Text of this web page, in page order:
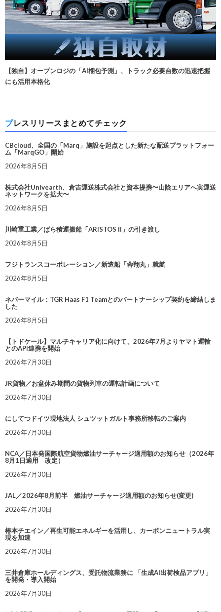
【独自】オープンロジの「AI梱包予測」、トラック必要台数の迅速把握
にも活用本格化
プレスリリースまとめてチェック
CBcloud、全国の「Marq」施設を起点とした新たな配送プラットフォー
ム「MarqGO」開始
2026年8月5日
株式会社Univearth、倉吉運送株式会社と資本提携〜山陰エリアへ実運送
ネットワークを拡大〜
2026年8月5日
川崎重工業／ばら積運搬船「ARISTOS II」の引き渡し
2026年8月5日
フジトランスコーポレーション／新造船「蓉翔丸」就航
2026年8月5日
ネバーマイル：TGR Haas F1 Teamとのパートナーシップ契約を締結しま
した
2026年8月5日
【トドケール】マルチキャリア化に向けて、2026年7月よりヤマト運輸
とのAPI連携を開始
2026年7月30日
JR貨物／お盆休み期間の貨物列車の運転計画について
2026年7月30日
にしてつドイツ現地法人 シュツットガルト事務所移転のご案内
2026年7月30日
NCA／日本発国際航空貨物燃油サーチャージ適用額のお知らせ（2026年
8月1日適用 改定）
2026年7月30日
JAL／2026年8月前半 燃油サーチャージ適用額のお知らせ(変更)
2026年7月30日
椿本チエイン／再生可能エネルギーを活用し、カーボンニュートラル実
現を加速
2026年7月30日
三井倉庫ホールディングス、受託物流業務に 「生成AI出荷検品アプリ」
を開発・導入開始
2026年7月30日